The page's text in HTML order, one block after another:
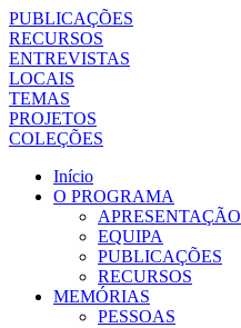
PUBLICAÇÕES
RECURSOS
ENTREVISTAS
LOCAIS
TEMAS
PROJETOS
COLEÇÕES
Início
O PROGRAMA
APRESENTAÇÃO
EQUIPA
PUBLICAÇÕES
RECURSOS
MEMÓRIAS
PESSOAS